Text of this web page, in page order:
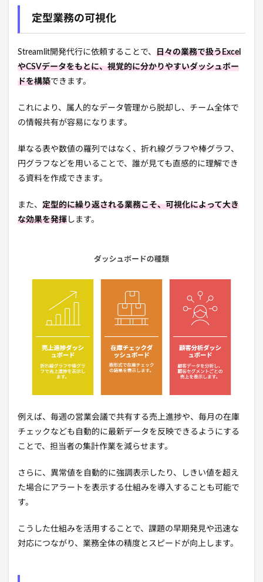
定型業務の可視化
Streamlit開発代行に依頼することで、 日々の業務で扱うExcel
やCSVデータをもとに、視覚的に分かりやすいダッシュボー
ドを構築できます。
これにより、属人的なデータ管理から脱却し、チーム全体で
の情報共有が容易になります。
単なる表や数値の羅列ではなく、折れ線グラフや棒グラフ、
円グラフなどを用いることで、誰が見ても直感的に理解でき
る資料を作成できます。
また、 定型的に繰り返される業務こそ、可視化によって大き
な効果を発揮 します。
例えば、毎週の営業会議で共有する売上進捗や、毎月の在庫
チェックなども自動的に最新データを反映できるようにする
ことで、担当者の集計作業を減らせます。
さらに、異常値を自動的に強調表示したり、しきい値を超え
た場合にアラートを表示する仕組みを導入することも可能で
す。
こうした仕組みを活用することで、課題の早期発見や迅速な
対応につながり、業務全体の精度とスピードが向上します。